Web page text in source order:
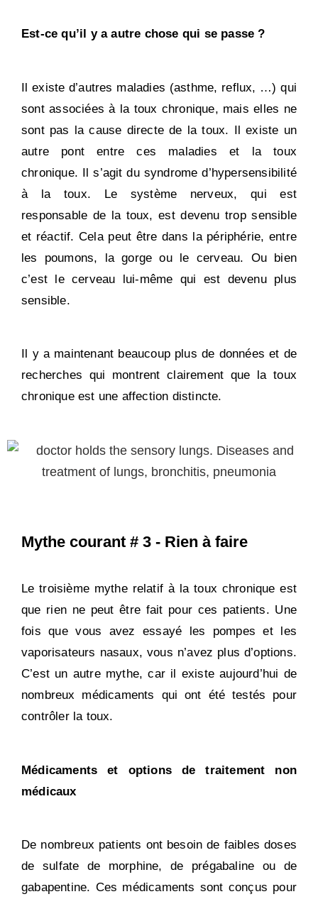
Est-ce qu’il y a autre chose qui se passe ?
Il existe d’autres maladies (asthme, reflux, …) qui
sont associées à la toux chronique, mais elles ne
sont pas la cause directe de la toux. Il existe un
autre pont entre ces maladies et la toux
chronique. Il s’agit du syndrome d’hypersensibilité
à la toux. Le système nerveux, qui est
responsable de la toux, est devenu trop sensible
et réactif. Cela peut être dans la périphérie, entre
les poumons, la gorge ou le cerveau. Ou bien
c’est le cerveau lui-même qui est devenu plus
sensible.
Il y a maintenant beaucoup plus de données et de
recherches qui montrent clairement que la toux
chronique est une affection distincte.
Mythe courant # 3 - Rien à faire
Le troisième mythe relatif à la toux chronique est
que rien ne peut être fait pour ces patients. Une
fois que vous avez essayé les pompes et les
vaporisateurs nasaux, vous n’avez plus d’options.
C’est un autre mythe, car il existe aujourd’hui de
nombreux médicaments qui ont été testés pour
contrôler la toux.
Médicaments et options de traitement non
médicaux
De nombreux patients ont besoin de faibles doses
de sulfate de morphine, de prégabaline ou de
gabapentine. Ces médicaments sont conçus pour